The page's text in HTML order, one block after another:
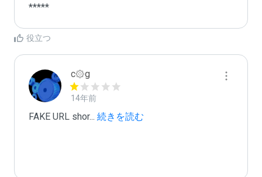
*****
役立つ
c۞g
14年前
FAKE URL shor... 続きを読む